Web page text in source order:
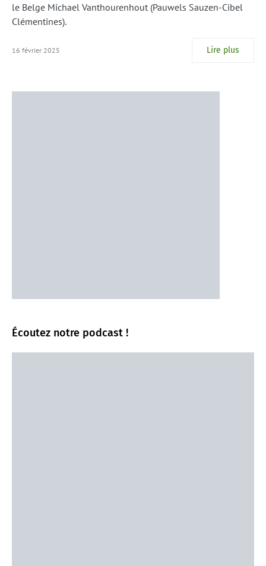
le Belge Michael Vanthourenhout (Pauwels Sauzen-Cibel
Clémentines).
16 février 2025 Lire plus
Écoutez notre podcast !